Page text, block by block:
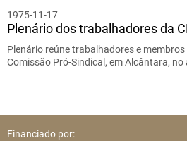
1975-11-17
Plenário dos trabalhadores da
Plenário reúne trabalhadores e
Comissão Pró-Sindical, em Alcântara,
Financiado por: